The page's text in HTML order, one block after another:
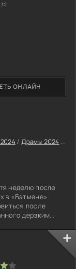
/ Драмы 2024
неделю после
в «Бэтмене».
после
дерзким
ОНЛАЙН
32